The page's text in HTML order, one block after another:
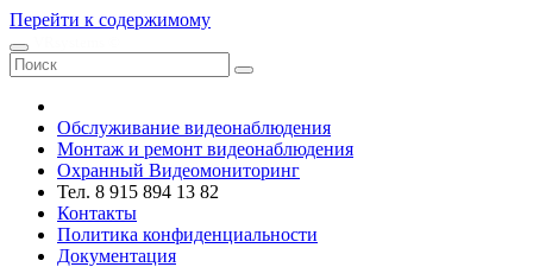
Перейти к содержимому
Обслуживание видеонаблюдения
Монтаж и ремонт видеонаблюдения
Охранный Видеомониторинг
Тел. 8 915 894 13 82
Контакты
Политика конфиденциальности
Документация